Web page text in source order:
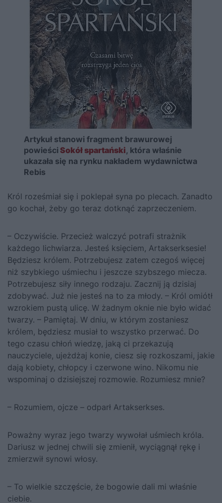
Artykuł stanowi fragment brawurowej
powieści Sokół spartański, która właśnie
ukazała się na rynku nakładem wydawnictwa
Rebis
Król roześmiał się i poklepał syna po plecach. Zanadto
go kochał, żeby go teraz dotknąć zaprzeczeniem.
– Oczywiście. Przecież walczyć potrafi strażnik
każdego lichwiarza. Jesteś księciem, Artakserksesie!
Będziesz królem. Potrzebujesz zatem czegoś więcej
niż szybkiego uśmiechu i jeszcze szybszego miecza.
Potrzebujesz siły innego rodzaju. Zacznij ją dzisiaj
zdobywać. Już nie jesteś na to za młody. – Król omiótł
wzrokiem pustą ulicę. W żadnym oknie nie było widać
twarzy. – Pamiętaj. W dniu, w którym zostaniesz
królem, będziesz musiał to wszystko przerwać. Do
tego czasu chłoń wiedzę, jaką ci przekazują
nauczyciele, ujeżdżaj konie, ciesz się rozkoszami, jakie
dają kobiety, chłopcy i czerwone wino. Nikomu nie
wspominaj o dzisiejszej rozmowie. Rozumiesz mnie?
– Rozumiem, ojcze – odparł Artakserkses.
Poważny wyraz jego twarzy wywołał uśmiech króla.
Dariusz w jednej chwili się zmienił, wyciągnął rękę i
zmierzwił synowi włosy.
– To wielkie szczęście, że bogowie dali mi właśnie
ciebie.